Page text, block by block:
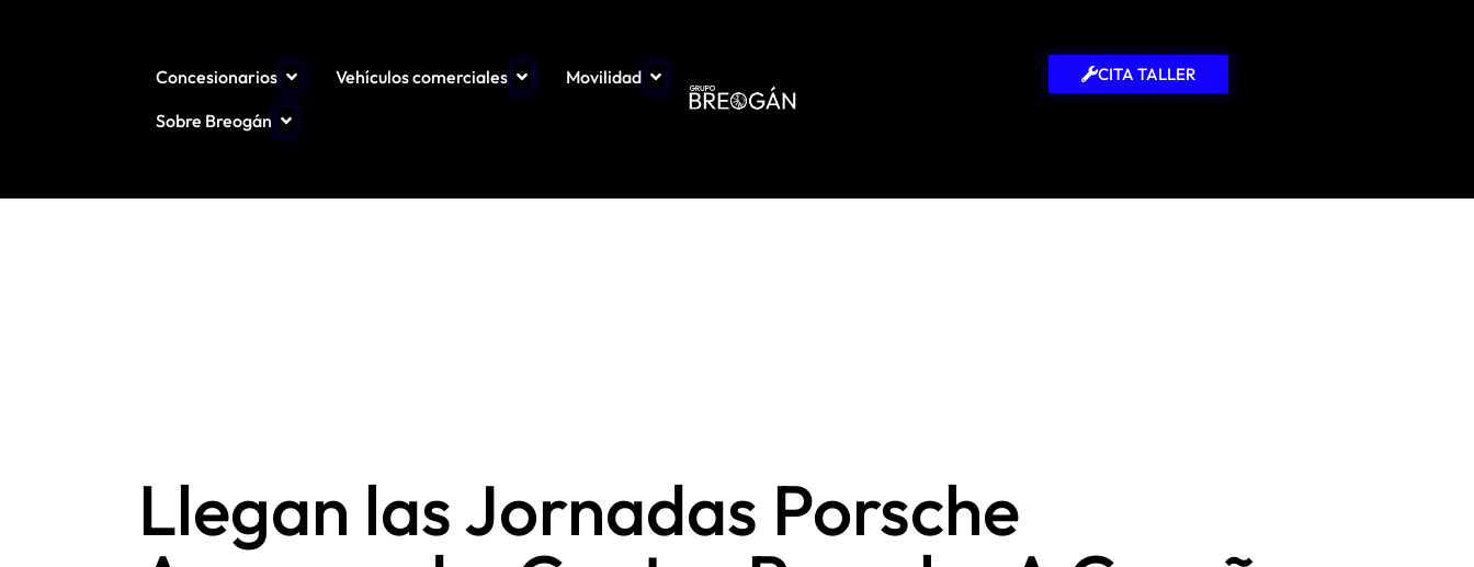
Concesionarios Vehículos comerciales
Movilidad
Sobre Breogán
CITA TALLER
Llegan las Jornadas Porsche